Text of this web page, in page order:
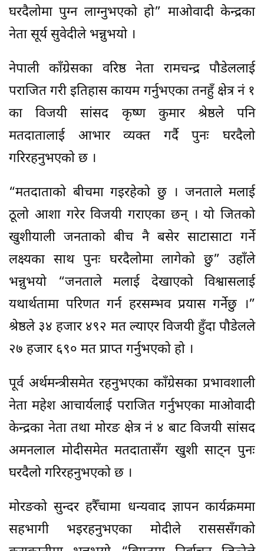
घरदैलोमा पुग्न लाग्नुभएको हो” माओवादी केन्द्रका
नेता सूर्य सुवेदीले भन्नुभयो ।
नेपाली काँग्रेसका वरिष्ठ नेता रामचन्द्र पौडेललाई
पराजित गरी इतिहास कायम गर्नुभएका तनहुँ क्षेत्र नं १
का विजयी सांसद कृष्ण कुमार श्रेष्ठले पनि
मतदातालाई आभार व्यक्त गर्दै पुनः घरदैलो
गरिरहनुभएको छ ।
“मतदाताको बीचमा गइरहेको छु । जनताले मलाई
ठूलो आशा गरेर विजयी गराएका छन् । यो जितको
खुशीयाली जनताको बीच नै बसेर साटासाटा गर्ने
लक्ष्यका साथ पुनः घरदैलोमा लागेको छु” उहाँले
भन्नुभयो “जनताले मलाई देखाएको विश्वासलाई
यथार्थतामा परिणत गर्न हरसम्भव प्रयास गर्नेछु ।”
श्रेष्ठले ३४ हजार ४९२ मत ल्याएर विजयी हुँदा पौडेलले
२७ हजार ६९० मत प्राप्त गर्नुभएको हो ।
पूर्व अर्थमन्त्रीसमेत रहनुभएका काँग्रेसका प्रभावशाली
नेता महेश आचार्यलाई पराजित गर्नुभएका माओवादी
केन्द्रका नेता तथा मोरङ क्षेत्र नं ४ बाट विजयी सांसद
अमनलाल मोदीसमेत मतदातासँग खुशी साट्न पुनः
घरदैलो गरिरहनुभएको छ ।
मोरङको सुन्दर हरैँचामा धन्यवाद ज्ञापन कार्यक्रममा
सहभागी भइरहनुभएका मोदीले रासससँगको